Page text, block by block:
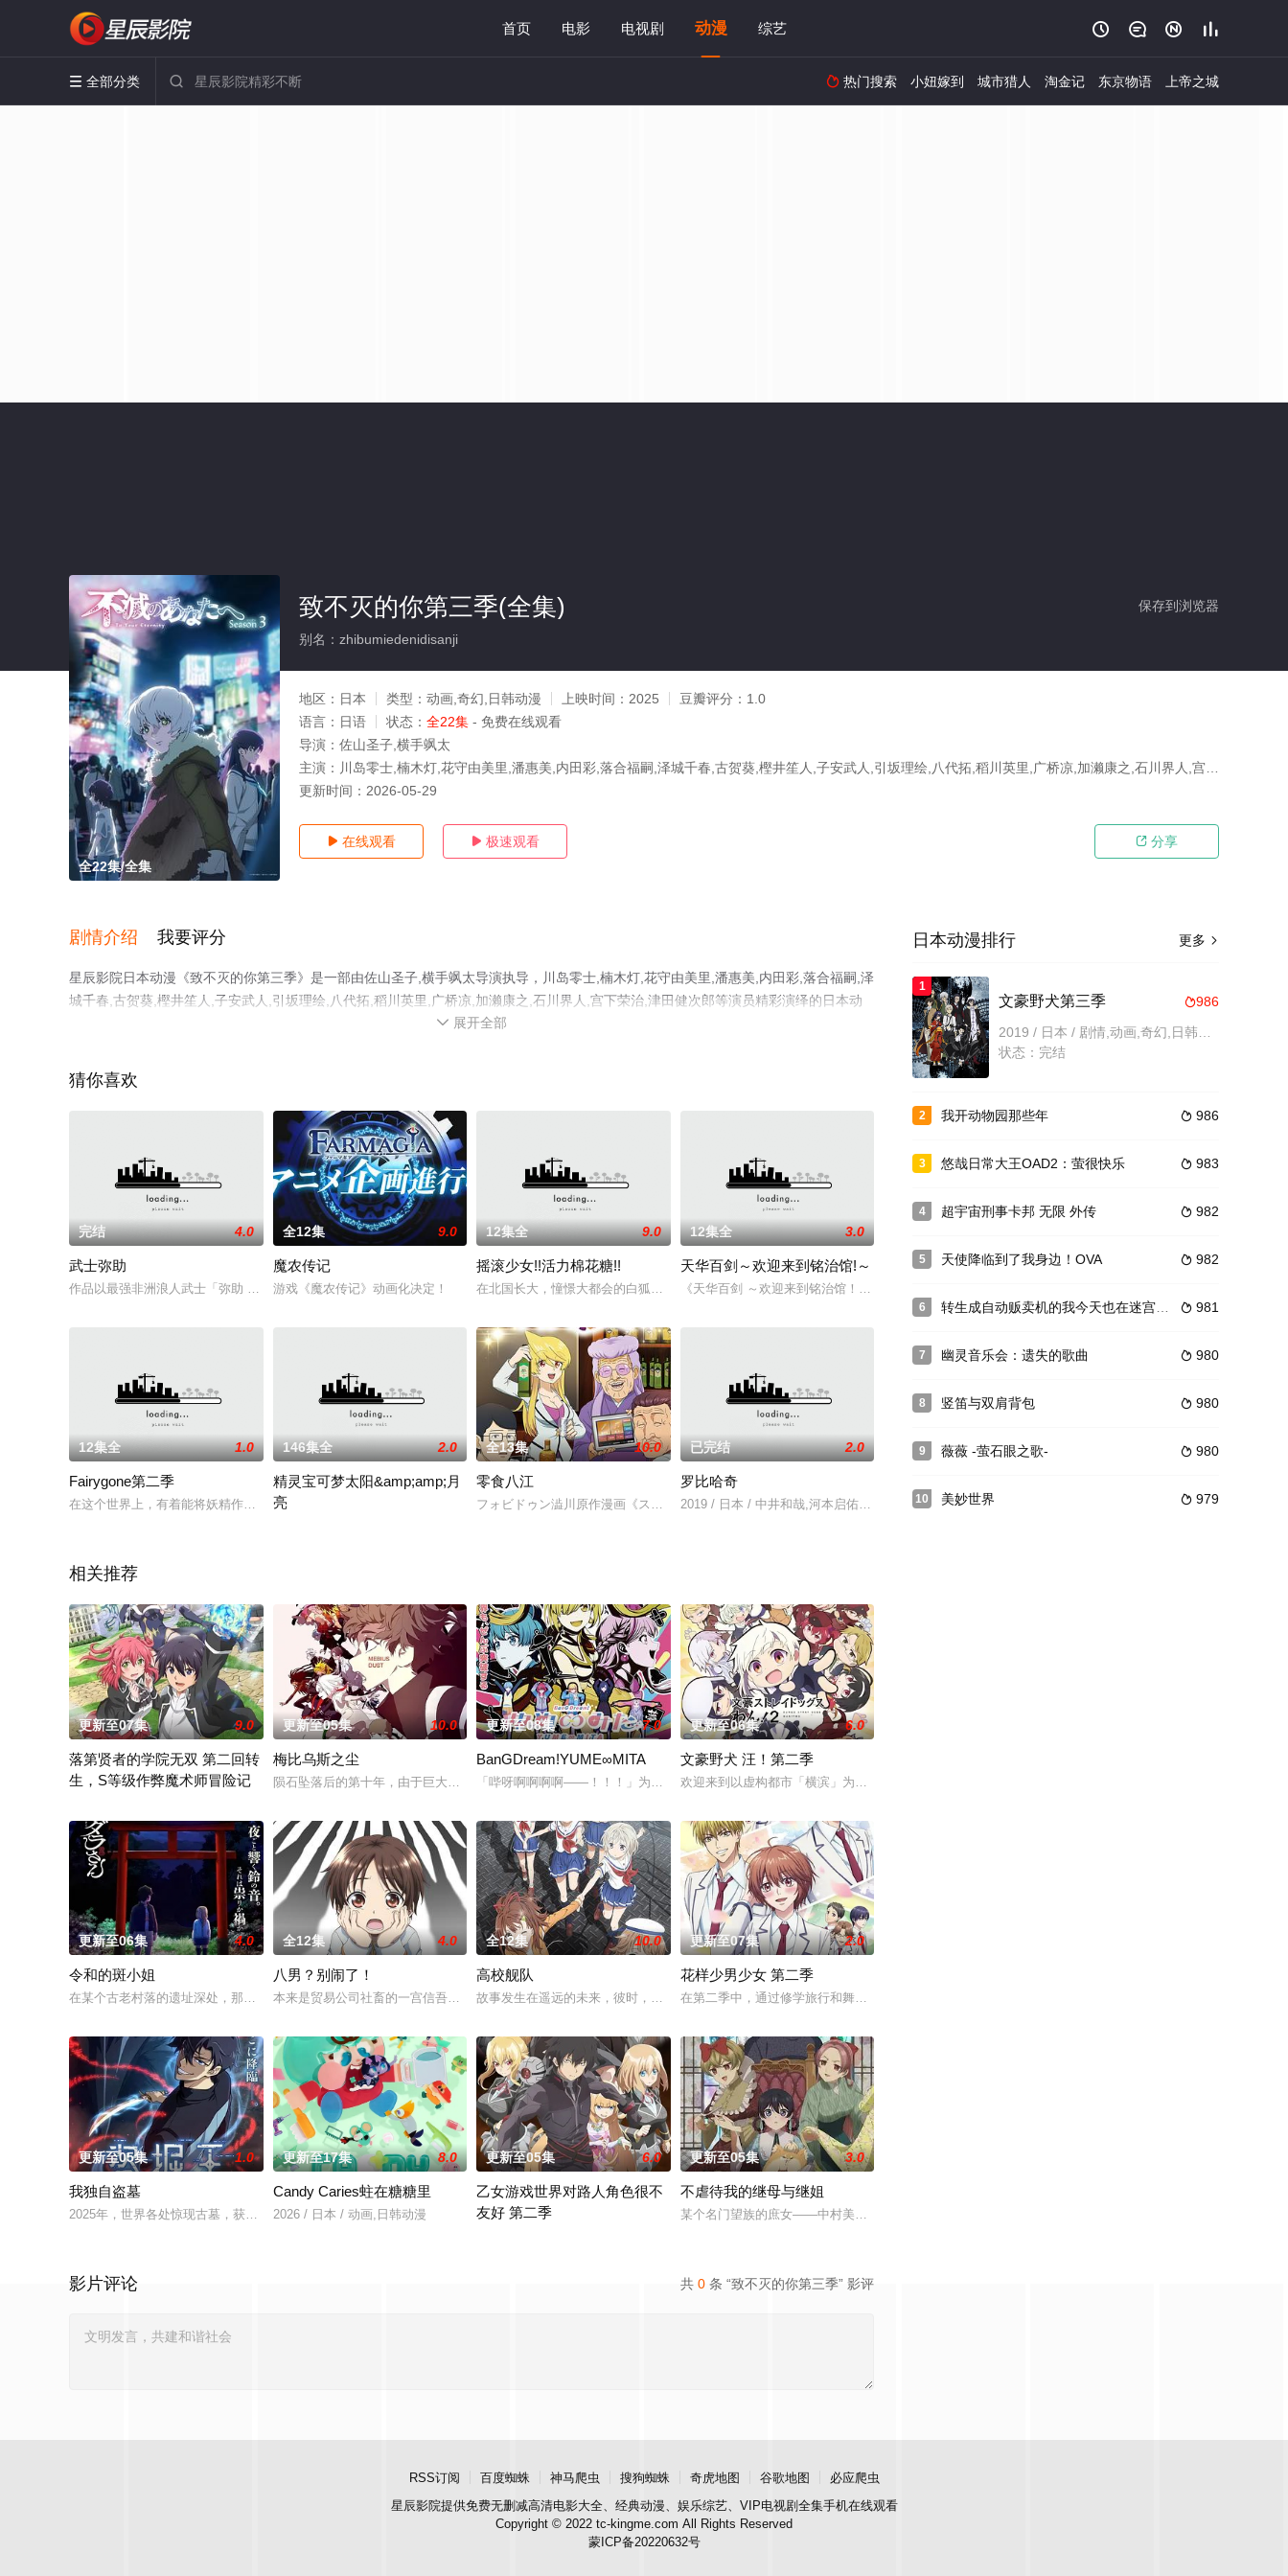
首页 电影 电视剧 动漫 综艺    
 全部分类   热门搜索 小妞嫁到 城市猎人 淘金记 东京物语 上帝之城
全22集/全集
保存到浏览器
致不灭的你第三季(全集)
别名：zhibumiedenidisanji
地区： 日本 类型： 动画,奇幻,日韩动漫 上映时间： 2025 豆瓣评分： 1.0
语言： 日语 状态： 全22集 - 免费在线观看
导演： 佐山圣子,横手飒太
主演： 川岛零士,楠木灯,花守由美里,潘惠美,内田彩,落合福嗣,泽城千春,古贺葵,樫井笙人,子安武人,引坂理绘,八代拓,稻川英里,广桥凉,加濑康之,石川界人,宫下荣治,津田健次郎
更新时间： 2026-05-29
 在线观看  极速观看  分享
剧情介绍 我要评分
星辰影院日本动漫《致不灭的你第三季》是一部由佐山圣子,横手飒太导演执导，川岛零士,楠木灯,花守由美里,潘惠美,内田彩,落合福嗣,泽
城千春,古贺葵,樫井笙人,子安武人,引坂理绘,八代拓,稻川英里,广桥凉,加濑康之,石川界人,宫下荣治,津田健次郎等演员精彩演绎的日本动
漫，大结局剧情已揭晓（全22集），手机免费观看高清未删减完整版动漫全集就上星辰电影网，更多相关信息可移步至豆瓣动漫、电视
 展开全部
猜你喜欢
完结 4.0
武士弥助
作品以最强非洲浪人武士「弥助 Yasuke」为主角，他在16世纪的战国日本为封建领主卖命，并被人称为「黑武士」。已经隐居的他为了守护拥有谜之力量的少女，下定决心再次拔刀对抗袭来的黑暗势力。
全12集 9.0
魔农传记
游戏《魔农传记》动画化决定！
12集全 9.0
摇滚少女!!活力棉花糖!!
在北国长大，憧憬大都会的白狐女子“狐丸”。 以一张甄选会的通知为契机，离开了故乡，前往独立乐队聚集的圣地，下北泽。 通过音乐交流，和
12集全 3.0
天华百剑～欢迎来到铭治馆!～
《天华百剑 ～欢迎来到铭治馆！～》讲述改编自同名多媒体企划，&quot;凶祸&quot;是很久以前就存在的邪
12集全 1.0
Fairygone第二季
在这个世界上，有着能将妖精作为兵器所操使的“妖精兵”存在。战争结束后，他们结束了使命、失去了容身之处。战争后那不稳定的政局，因战争受到伤害的过去的犯罪者出现了，他们为了复仇而发动了恐怖袭击。这是无
146集全 2.0
精灵宝可梦太阳&amp;amp;月
亮
全13集 10.0
零食八江
フォビドゥン澁川原作漫画《スナックバス江》宣布改编动画！
已完结 2.0
罗比哈奇
2019 / 日本 / 中井和哉,河本启佑,阪口大助,杉田智和,木村昴,德留慎乃佑
相关推荐
更新至07集 9.0
落第贤者的学院无双 第二回转
生，S等级作弊魔术师冒险记
更新至05集 10.0
梅比乌斯之尘
陨石坠落后的第十年，由于巨大结晶释放出的神秘粒子“梅比乌斯之尘”的影响，一部分孩子获得了名为“拉姆斯”的特殊能力。这些特殊能力者由于生存范围受到限制，被禁止离开“新胜
更新至08集 7.0
BanGDream!YUME∞MITA
「哔呀啊啊啊啊——！！！」为了乐团出道而突然集结的团员们！虽然每个人都拥有耀眼夺目的个性与实力，但现在的她们根本无法进行任何乐团
更新至06集 6.0
文豪野犬 汪！第二季
欢迎来到以虚构都市「横滨」为舞台，一众如同疯跑乱咬、四处乱窜的迷途犬们，热热闹闹、鸡飞狗跳的日
更新至06集 4.0
令和的斑小姐
在某个古老村落的遗址深处，那一片禁止入内的区域里，存在着被口口相传为“窥之生厄、亵之招祟”的“不可触碰之物”。世代担任山神守护的三十木谷家的孩子——日向和薰，在一个暴风雨之夜靠近深山，遭遇了被称为屋。
全12集 4.0
八男？别闹了！
本来是贸易公司社畜的一宫信吾，在一觉醒来之后竟然发现自己转生来到了异世界，成为了贫穷贵族家最小的孩子威德林（榎木淳弥 配音）。虽说自己的身份是贵族，但威德林的日
全12集 10.0
高校舰队
故事发生在遥远的未来，彼时，大陆板块的活动令海水渐渐淹没了日本的大部分国土，人们不得不在海上建造起新的都市。随着时间的推移，海
更新至07集 2.0
花样少男少女 第二季
在第二季中，通过修学旅行和舞会等在原作中广受欢迎的篇章，细腻地描绘了瑞稀、佐野、中津三人之间的
更新至05集 1.0
我独自盗墓
2025年，世界各处惊现古墓，获得墓中“宝物”之人便能获得先人的异能，全世界为获得宝物而疯狂。无往不利盗墓者徐浩钧，在一次任务中落入陷阱，不幸丧命。然而他带着前世的记忆，回到了一切开始的地方。虽然失去
更新至17集 8.0
Candy Caries蛀在糖糖里
2026 / 日本 / 动画,日韩动漫
更新至05集 6.0
乙女游戏世界对路人角色很不
友好 第二季
更新至05集 3.0
不虐待我的继母与继姐
某个名门望族的庶女——中村美冶，原本与母亲两人过着虽清贫却幸福的生活。然而有一天，她深爱的母亲
共 0 条 “致不灭的你第三季” 影评
影片评论
更多 
日本动漫排行
1
986
文豪野犬第三季
状态：完结
2  986
我开动物园那些年
3  983
悠哉日常大王OAD2：萤很快乐
4  982
超宇宙刑事卡邦 无限 外传
5  982
天使降临到了我身边！OVA
6  981
转生成自动贩卖机的我今天也在迷宫徘徊
7  980
幽灵音乐会：遗失的歌曲
8  980
竖笛与双肩背包
9  980
薇薇 -萤石眼之歌-
10  979
美妙世界
RSS订阅 百度蜘蛛 神马爬虫 搜狗蜘蛛 奇虎地图 谷歌地图
必应爬虫
星辰影院提供免费无删减高清电影大全、经典动漫、娱乐综艺、VIP电视剧全集手机在线观看
Copyright © 2022 tc-kingme.com All Rights Reserved
蒙ICP备20220632号